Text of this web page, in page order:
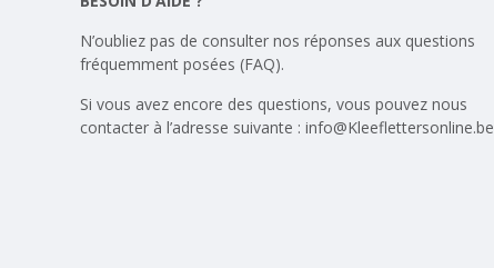
N’oubliez pas de consulter nos réponses aux questions
fréquemment posées (FAQ).
Si vous avez encore des questions, vous pouvez nous
contacter à l’adresse suivante : info@Kleeflettersonline.be